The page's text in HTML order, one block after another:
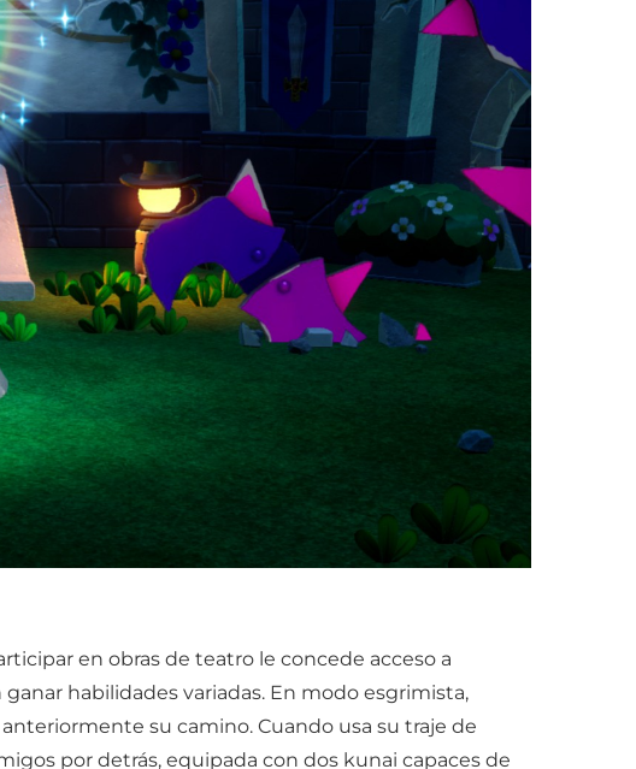
en obras de teatro le concede acceso a
habilidades variadas. En modo esgrimista,
su camino. Cuando usa su traje de
por detrás, equipada con dos kunai capaces de